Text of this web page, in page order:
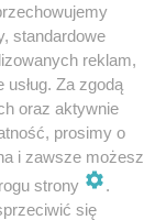
standardowe
reklam,
Za zgodą
oraz aktywnie
prosimy o
i zawsze możesz
strony
się